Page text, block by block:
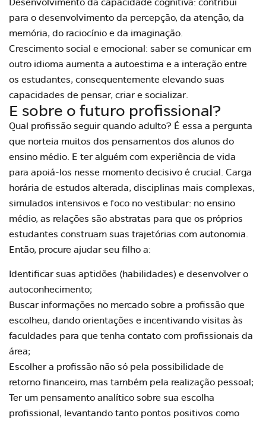
para o desenvolvimento da percepção, da atenção, da
memória, do raciocínio e da imaginação.
Crescimento social e emocional: saber se comunicar em
outro idioma aumenta a autoestima e a interação entre
os estudantes, consequentemente elevando suas
capacidades de pensar, criar e socializar.
E sobre o futuro profissional?
Qual profissão seguir quando adulto? É essa a pergunta
que norteia muitos dos pensamentos dos alunos do
ensino médio. E ter alguém com experiência de vida
para apoiá-los nesse momento decisivo é crucial. Carga
horária de estudos alterada, disciplinas mais complexas,
simulados intensivos e foco no vestibular: no ensino
médio, as relações são abstratas para que os próprios
estudantes construam suas trajetórias com autonomia.
Então, procure ajudar seu filho a:
Identificar suas aptidões (habilidades) e desenvolver o
autoconhecimento;
Buscar informações no mercado sobre a profissão que
escolheu, dando orientações e incentivando visitas às
faculdades para que tenha contato com profissionais da
área;
Escolher a profissão não só pela possibilidade de
retorno financeiro, mas também pela realização pessoal;
Ter um pensamento analítico sobre sua escolha
profissional, levantando tanto pontos positivos como